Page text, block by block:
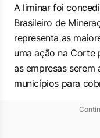
A liminar foi
Brasileiro de
representa as
uma ação na Corte
as empresas
municípios para